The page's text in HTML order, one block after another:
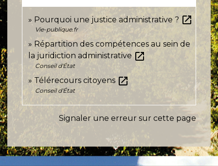
Pourquoi une justice administrative ? open_in_new
Vie-publique.fr
Répartition des compétences au sein de
la juridiction administrative open_in_new
Conseil d'État
Télérecours citoyens open_in_new
Conseil d'État
Signaler une erreur sur cette page